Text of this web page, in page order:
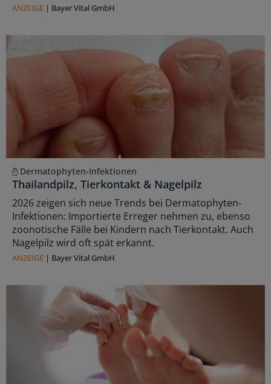
ANZEIGE | Bayer Vital GmbH
Dermatophyten-Infektionen
Thailandpilz, Tierkontakt & Nagelpilz
2026 zeigen sich neue Trends bei Dermatophyten-
Infektionen: Importierte Erreger nehmen zu, ebenso
zoonotische Fälle bei Kindern nach Tierkontakt. Auch
Nagelpilz wird oft spät erkannt.
ANZEIGE | Bayer Vital GmbH